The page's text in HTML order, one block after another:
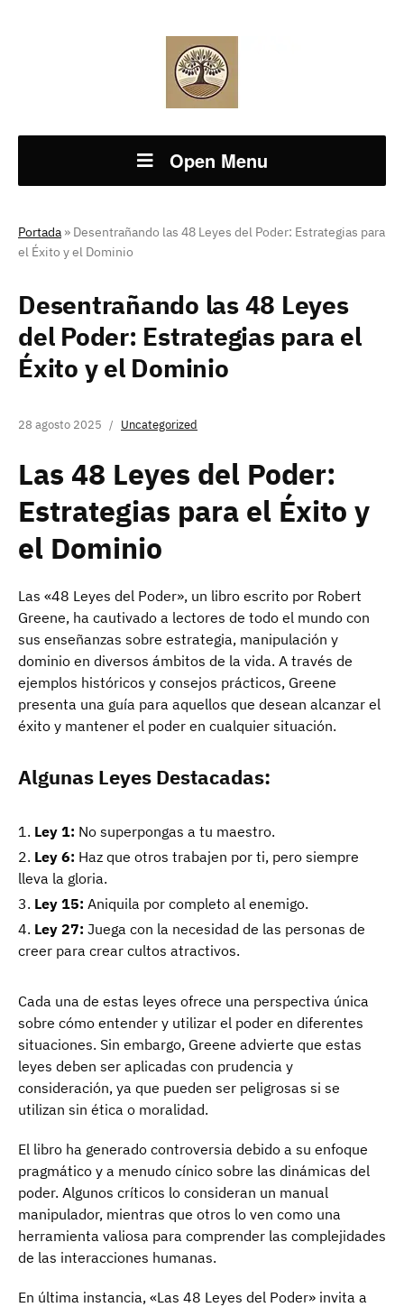
Open Menu
Portada » Desentrañando las 48 Leyes del Poder: Estrategias para
el Éxito y el Dominio
Desentrañando las 48 Leyes
del Poder: Estrategias para el
Éxito y el Dominio
28 agosto 2025 Uncategorized
Las 48 Leyes del Poder:
Estrategias para el Éxito y
el Dominio
Las «48 Leyes del Poder», un libro escrito por Robert
Greene, ha cautivado a lectores de todo el mundo con
sus enseñanzas sobre estrategia, manipulación y
dominio en diversos ámbitos de la vida. A través de
ejemplos históricos y consejos prácticos, Greene
presenta una guía para aquellos que desean alcanzar el
éxito y mantener el poder en cualquier situación.
Algunas Leyes Destacadas:
Ley 1: No superpongas a tu maestro.
Ley 6: Haz que otros trabajen por ti, pero siempre
lleva la gloria.
Ley 15: Aniquila por completo al enemigo.
Ley 27: Juega con la necesidad de las personas de
creer para crear cultos atractivos.
Cada una de estas leyes ofrece una perspectiva única
sobre cómo entender y utilizar el poder en diferentes
situaciones. Sin embargo, Greene advierte que estas
leyes deben ser aplicadas con prudencia y
consideración, ya que pueden ser peligrosas si se
utilizan sin ética o moralidad.
El libro ha generado controversia debido a su enfoque
pragmático y a menudo cínico sobre las dinámicas del
poder. Algunos críticos lo consideran un manual
manipulador, mientras que otros lo ven como una
herramienta valiosa para comprender las complejidades
de las interacciones humanas.
En última instancia, «Las 48 Leyes del Poder» invita a